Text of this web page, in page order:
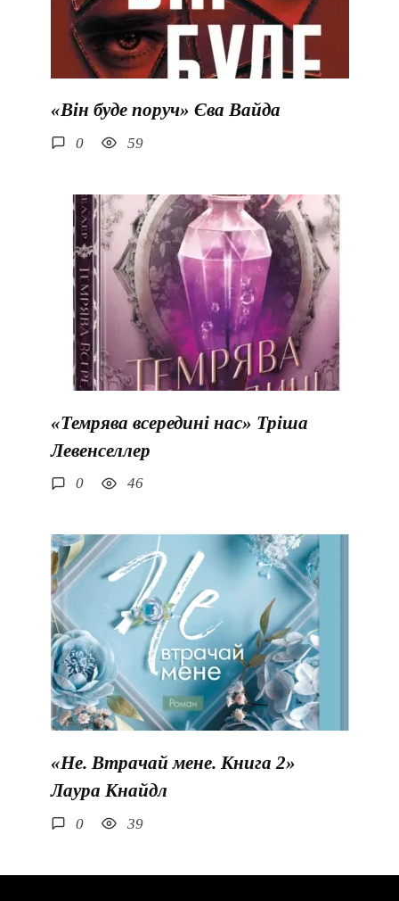
«Він буде поруч» Єва Вайда
0 59
«Темрява всередині нас» Тріша
Левенселлер
0 46
«Не. Втрачай мене. Книга 2»
Лаура Кнайдл
0 39